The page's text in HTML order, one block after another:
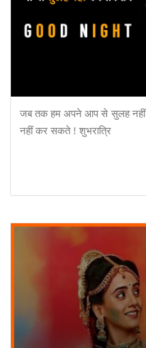
जब तक हम अपने आप से सुलह नहीं
नहीं कर सकते ! शुभरात्रि